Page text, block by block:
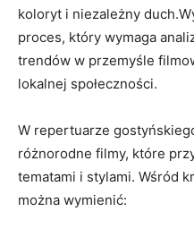
koloryt i niezależny
proces, który wymaga
trendów w przemyśle
lokalnej społeczności.
W repertuarze
różnorodne filmy, które
tematami i stylami. Wśród
można wymienić: